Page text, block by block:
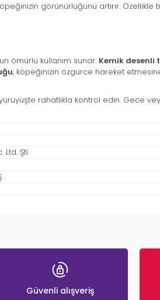
görünürlüğünü artırır. Özellikle
ömürlü kullanım sunar. Kemik desenli
, köpeğinizin özgürce hareket
rahatlıkla kontrol edin. Gece
Şti.
Güvenli alışveriş